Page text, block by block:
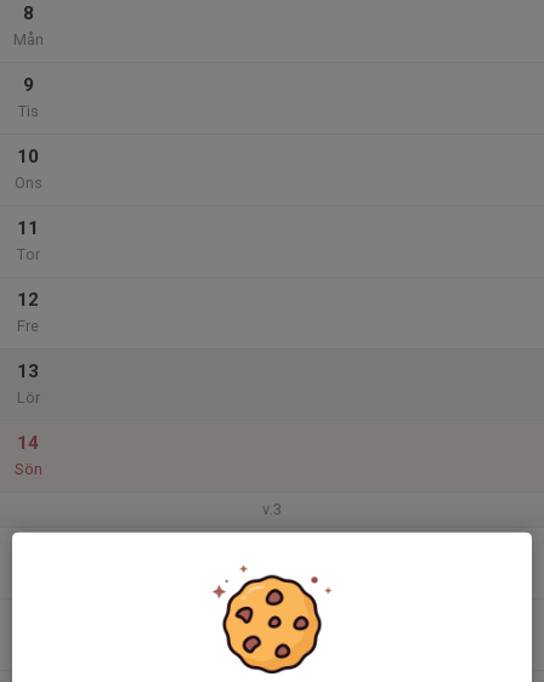
8
Mån
9
Tis
10
Ons
11
Tor
12
Fre
13
Lör
14
Sön
v.3